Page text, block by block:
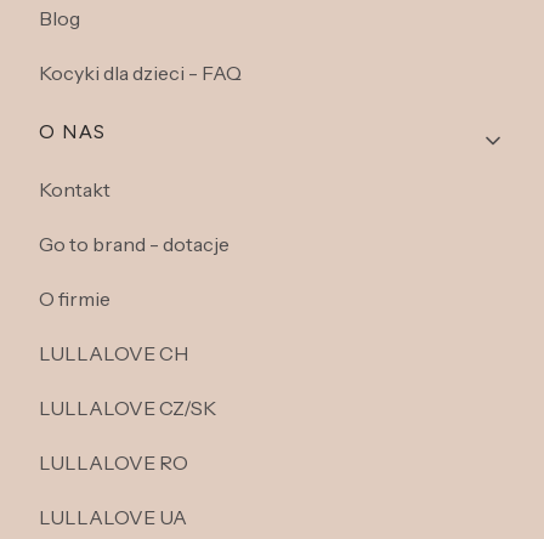
Blog
Kocyki dla dzieci - FAQ
O NAS
Kontakt
Go to brand - dotacje
O firmie
LULLALOVE CH
LULLALOVE CZ/SK
LULLALOVE RO
LULLALOVE UA